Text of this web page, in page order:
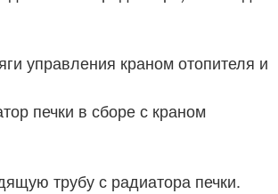
управления краном отопителя и
печки в сборе с краном
трубу с радиатора печки.